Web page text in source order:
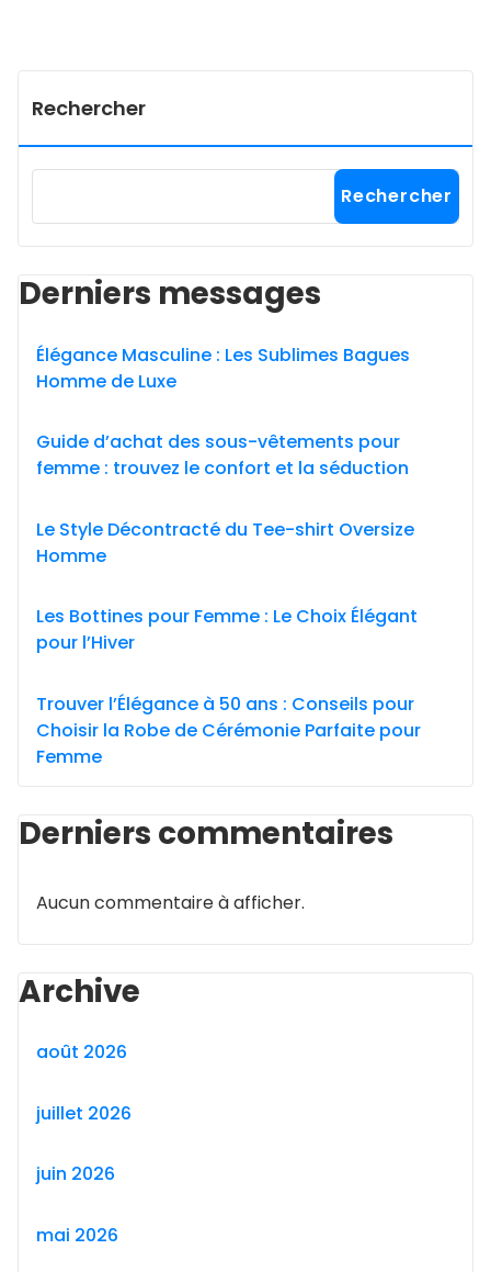
Rechercher
Rechercher
Derniers messages
Élégance Masculine : Les Sublimes Bagues
Homme de Luxe
Guide d’achat des sous-vêtements pour
femme : trouvez le confort et la séduction
Le Style Décontracté du Tee-shirt Oversize
Homme
Les Bottines pour Femme : Le Choix Élégant
pour l’Hiver
Trouver l’Élégance à 50 ans : Conseils pour
Choisir la Robe de Cérémonie Parfaite pour
Femme
Derniers commentaires
Aucun commentaire à afficher.
Archive
août 2026
juillet 2026
juin 2026
mai 2026